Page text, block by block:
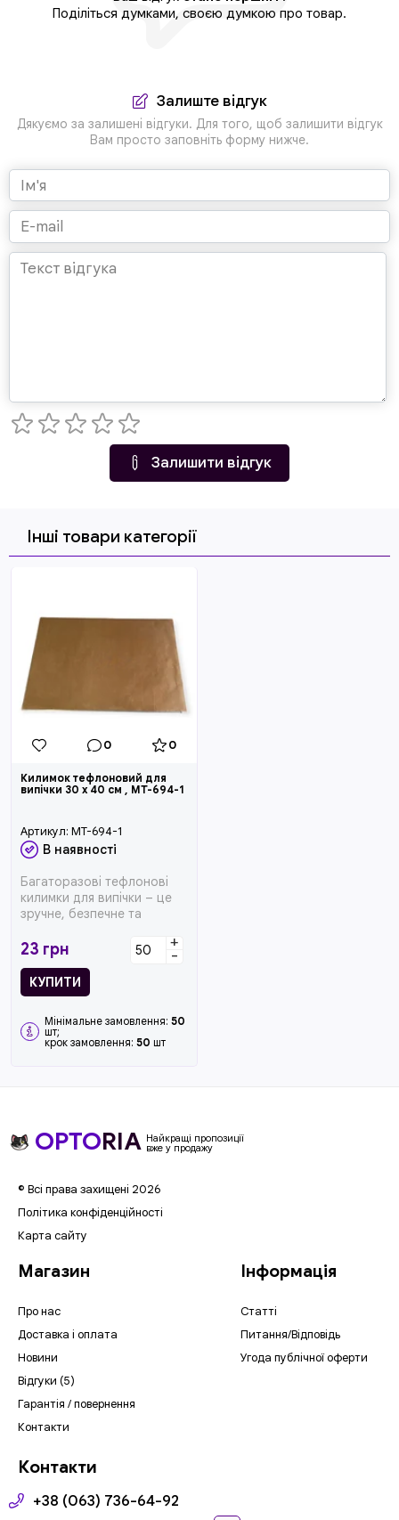
Поділіться думками, своєю думкою про товар.
Залиште відгук
Дякуємо за залишені відгуки. Для того, щоб залишити відгук
Вам просто заповніть форму нижче.
Залишити відгук
Інші товари категорії
0 0
Килимок тефлоновий для
випічки 30 x 40 см , MT-694-1
Артикул: MT-694-1
В наявності
Багаторазові тефлонові
килимки для випічки – це
зручне, безпечне та
при...
23 грн +
-
КУПИТИ
Мінімальне замовлення: 50
шт;
крок замовлення: 50 шт
OPTORIA Найкращі пропозиції
вже у продажу
© Всі права захищені 2026
Політика конфіденційності
Карта сайту
Магазин
Про нас
Доставка і оплата
Новини
Відгуки (5)
Гарантія / повернення
Контакти
Інформація
Статті
Питання/Відповідь
Угода публічної оферти
Контакти
+38 (063) 736-64-92